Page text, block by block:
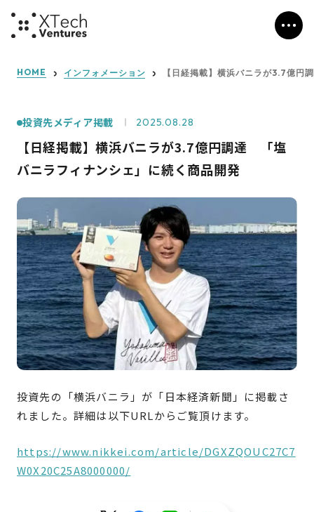
HOME インフォメーション 【日経掲載】横浜バニラが3.7億
投資先メディア掲載 2025.08.28
【日経掲載】横浜バニラが3.7億円調達 「塩
バニラフィナンシェ」に続く商品開発
投資先の「横浜バニラ 」が「日本経済新聞」に掲載さ
れました。詳細は以下URLからご覧頂けます。
https://www.nikkei.com/article/DGXZQOUC27C7
W0X20C25A8000000/